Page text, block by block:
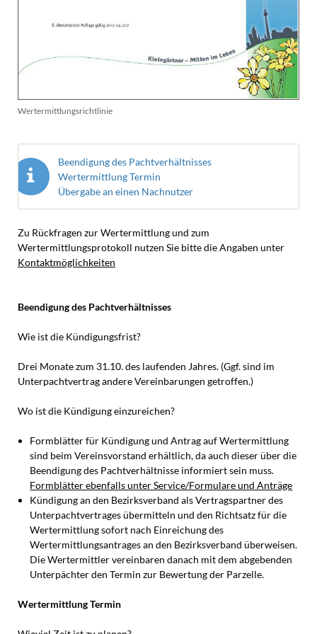
Wertermittlungsrichtlinie
Beendigungdes Pachtverhältnisses
Wertermittlung Termin
Übergabe an einen Nachnutzer
Zu Rückfragen zur Wertermittlung und zum
Wertermittlungsprotokoll nutzen Sie bitte die Angaben unter
Kontaktmöglichkeiten
Beendigung des Pachtverhältnisses
Wie ist die Kündigungsfrist?
Drei Monate zum 31.10. des laufenden Jahres. (Ggf. sind im
Unterpachtvertrag andere Vereinbarungen getroffen.)
Wo ist die Kündigung einzureichen?
Formblätter für Kündigung und Antrag auf Wertermittlung
sind beim Vereinsvorstand erhältlich, da auch dieser über die
Beendigung des Pachtverhältnisse informiert sein muss.
Formblätter ebenfalls unter Service/Formulare und Anträge
Kündigung an den Bezirksverband als Vertragspartner des
Unterpachtvertrages übermitteln und den Richtsatz für die
Wertermittlung sofort nach Einreichung des
Wertermittlungsantrages an den Bezirksverband überweisen.
Die Wertermittler vereinbaren danach mit dem abgebenden
Unterpächter den Termin zur Bewertung der Parzelle.
Wertermittlung Termin